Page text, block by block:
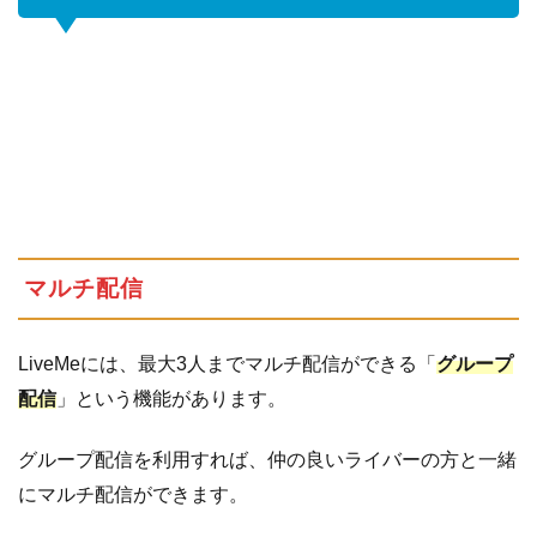
マルチ配信
LiveMeには、最大3人までマルチ配信ができる「 グループ
配信」という機能があります。
グループ配信を利用すれば、仲の良いライバーの方と一緒
にマルチ配信ができます。